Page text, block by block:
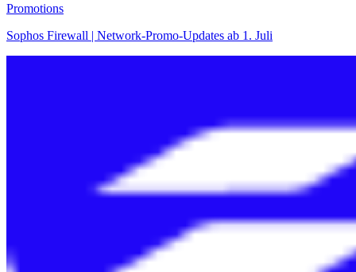
Promotions
Sophos Firewall | Network-Promo-Updates ab 1. Juli